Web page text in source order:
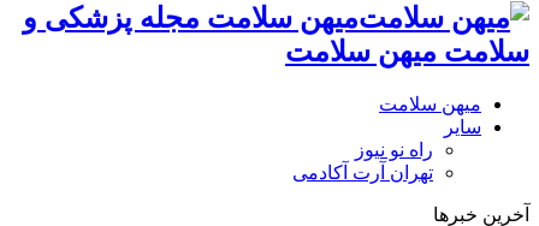
میهن سلامت مجله پزشکی و
سلامت میهن سلامت
میهن سلامت
سایر
راه نو نیوز
تهران آرت آکادمی
آخرین خبرها